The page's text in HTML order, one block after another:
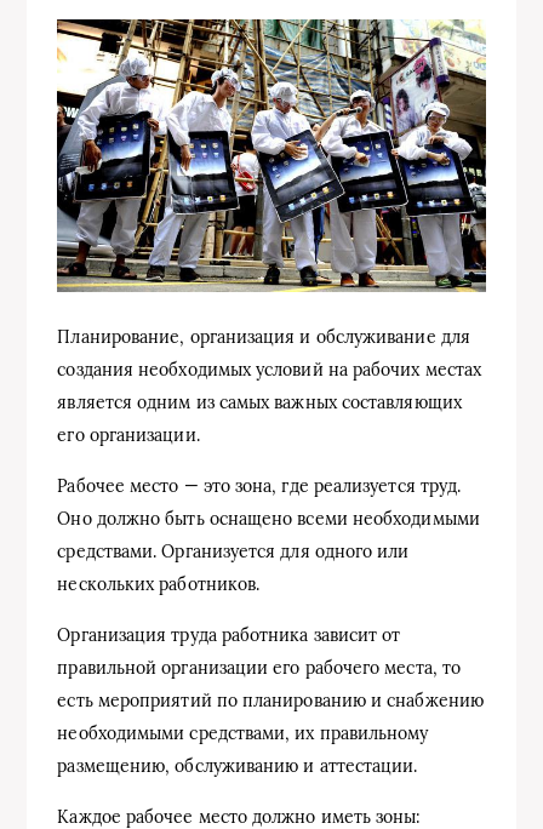
Планирование, организация и обслуживание для
создания необходимых условий на рабочих местах
является одним из самых важных составляющих
его организации.
Рабочее место — это зона, где реализуется труд.
Оно должно быть оснащено всеми необходимыми
средствами. Организуется для одного или
нескольких работников.
Организация труда работника зависит от
правильной организации его рабочего места, то
есть мероприятий по планированию и снабжению
необходимыми средствами, их правильному
размещению, обслуживанию и аттестации.
Каждое рабочее место должно иметь зоны: